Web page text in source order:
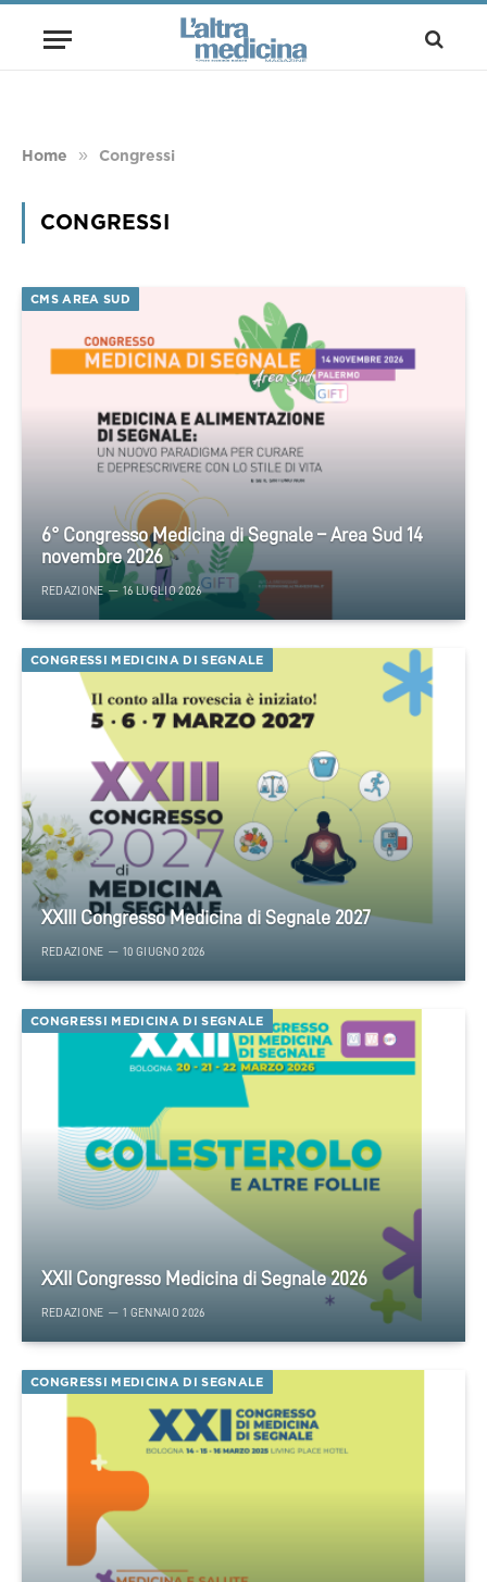
Home » Congressi
CONGRESSI
CMS AREA SUD
6° Congresso Medicina di Segnale – Area Sud 14
novembre 2026
REDAZIONE 16 LUGLIO 2026
CONGRESSI MEDICINA DI SEGNALE
XXIII Congresso Medicina di Segnale 2027
REDAZIONE 10 GIUGNO 2026
CONGRESSI MEDICINA DI SEGNALE
XXII Congresso Medicina di Segnale 2026
REDAZIONE 1 GENNAIO 2026
CONGRESSI MEDICINA DI SEGNALE